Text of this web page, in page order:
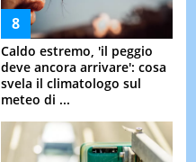
Caldo estremo, 'il peggio
deve ancora arrivare': cosa
svela il climatologo sul
meteo di ...